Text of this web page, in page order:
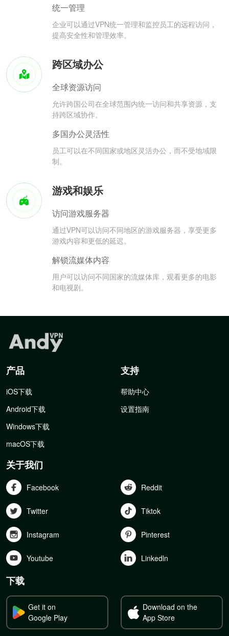
统一管理
企业可以通过VPN统一管理和监控员工的远程访问，
提高安全性和管理效率。
跨区域办公
全球资源访问
允许跨国公司在全球范围内统一访问和共享资源，支
持跨区域协作。
多国办公灵活性
员工可以在不同国家或地区灵活办公，而不受地域限
制。
游戏和娱乐
访问游戏服务器
通过VPN可以访问不同地区的游戏服务器，享受更多
游戏内容和更低的延迟。
解锁流媒体内容
用户可以访问不同国家的流媒体库，观看更多的电影
和电视剧。
产品
iOS下载
Android下载
Windows下载
macOS下载
支持
帮助中心
设置指南
关于我们
Facebook Reddit
Twitter Tiktok
Instagram Pinterest
Youtube Linkedln
下载
Get it on
Google Play
Download on the
App Store